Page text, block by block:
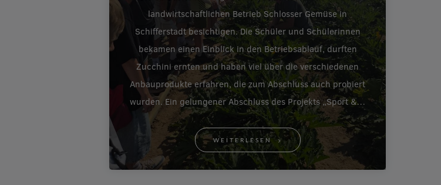
landwirtschaftlichen Betrieb Schlosser Gemüse in
Schifferstadt besichtigen. Die Schüler und Schülerinnen
bekamen einen Einblick in den Betriebsablauf, durften
Zucchini ernten und haben viel über die verschiedenen
Anbauprodukte erfahren, die zum Abschluss auch probiert
wurden. Ein gelungener Abschluss des Projekts „Sport &…
WEITERLESEN